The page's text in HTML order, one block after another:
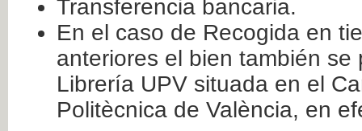
Transferencia bancaria.
En el caso de Recogida en
anteriores el bien también
Librería UPV situada en el
Politècnica de València, en